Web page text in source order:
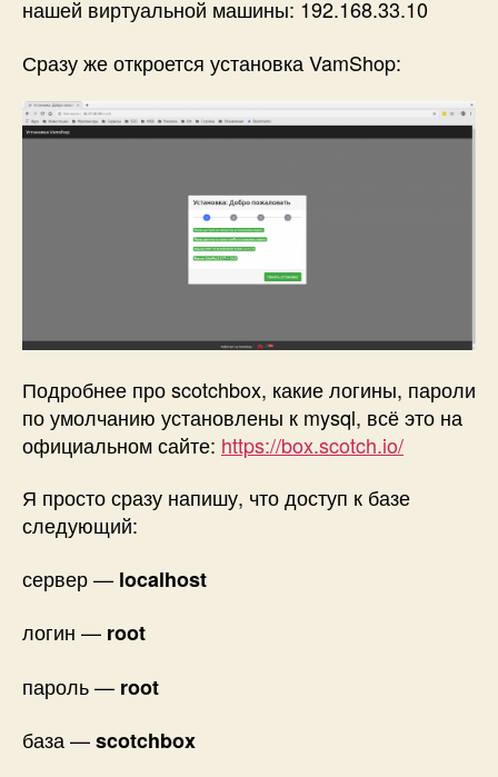
нашей виртуальной машины: 192.168.33.10
Сразу же откроется установка VamShop:
Подробнее про scotchbox, какие логины, пароли
по умолчанию установлены к mysql, всё это на
официальном сайте: https://box.scotch.io/
Я просто сразу напишу, что доступ к базе
следующий:
сервер — localhost
логин — root
пароль — root
база —scotchbox